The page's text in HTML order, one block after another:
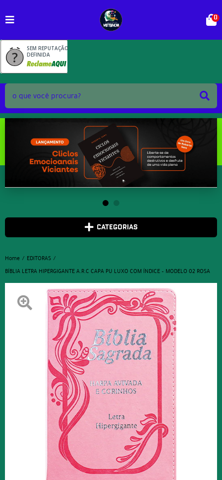
SEM REPUTAÇÃO
DEFINIDA
0
CATEGORIAS
Home
EDITORAS
BÍBLIA LETRA HIPERGIGANTE A.R.C CAPA PU LUXO COM ÍNDICE – MODELO 02 ROSA